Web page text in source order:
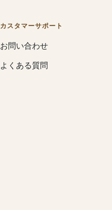
カスタマーサポート
お問い合わせ
よくある質問